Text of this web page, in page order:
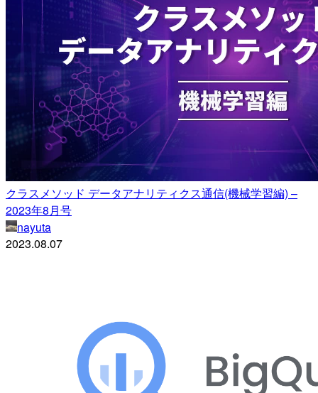
クラスメソッド データアナリティクス通信(機械学習編) –
2023年8月号
nayuta
2023.08.07